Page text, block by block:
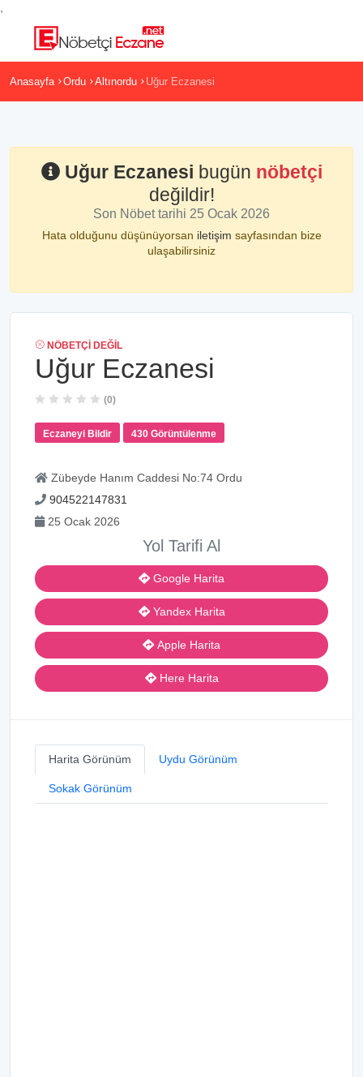
Anasayfa Ordu Altınordu Uğur Eczanesi
Uğur Eczanesi bugün nöbetçi
değildir!
Son Nöbet tarihi 25 Ocak 2026
Hata olduğunu düşünüyorsan iletişim sayfasından bize
ulaşabilirsiniz
NÖBETÇI DEĞIL
Uğur Eczanesi
(0)
Eczaneyi Bildir 430 Görüntülenme
Zübeyde Hanım Caddesi No:74 Ordu
904522147831
25 Ocak 2026
Yol Tarifi Al
Google Harita
Yandex Harita
Apple Harita
Here Harita
Harita Görünüm Uydu Görünüm
Sokak Görünüm